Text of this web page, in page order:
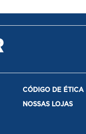
CÓDIGO DE ÉTICA
NOSSAS LOJAS